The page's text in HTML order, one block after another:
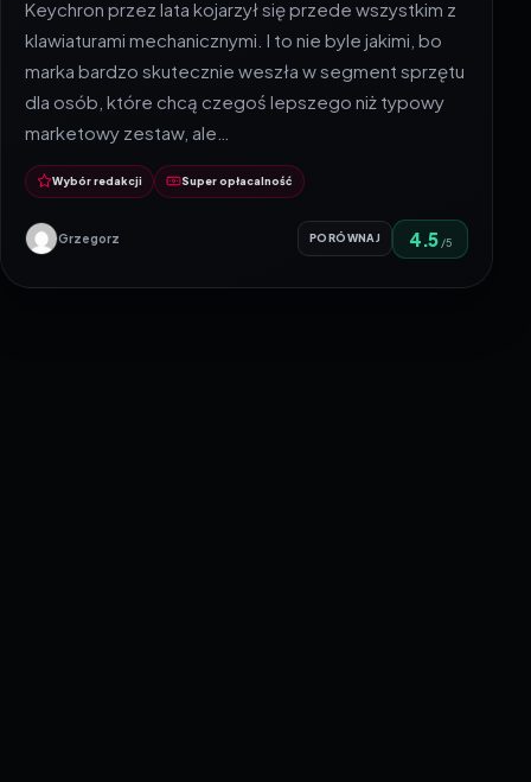
Keychron przez lata kojarzył się przede wszystkim z
klawiaturami mechanicznymi. I to nie byle jakimi, bo
marka bardzo skutecznie weszła w segment sprzętu
dla osób, które chcą czegoś lepszego niż typowy
marketowy zestaw, ale…
Wybór redakcji Super opłacalność
Grzegorz PORÓWNAJ 4.5 /5